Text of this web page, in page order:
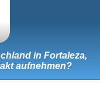
in Fortaleza,
aufnehmen?